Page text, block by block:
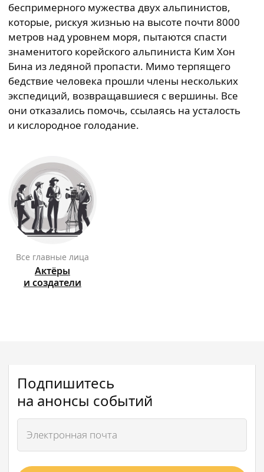
беспримерного мужества двух альпинистов,
которые, рискуя жизнью на высоте почти 8000
метров над уровнем моря, пытаются спасти
знаменитого корейского альпиниста Ким Хон
Бина из ледяной пропасти. Мимо терпящего
бедствие человека прошли члены нескольких
экспедиций, возвращавшиеся с вершины. Все
они отказались помочь, ссылаясь на усталость
и кислородное голодание.
Все главные лица
Актёры
и создатели
Подпишитесь
на анонсы событий